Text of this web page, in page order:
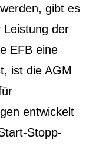
gibt es
Leistung der
EFB eine
ist die AGM
entwickelt
Stopp-